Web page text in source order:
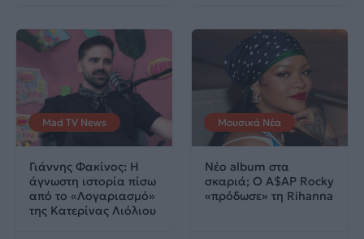
Mad TV News
Γιάννης Φακίνος: Η
άγνωστη ιστορία πίσω
από το «Λογαριασμό»
της Κατερίνας Λιόλιου
Μουσικά Νέα
Νέο album στα
σκαριά; Ο A$AP Rocky
«πρόδωσε» τη Rihanna